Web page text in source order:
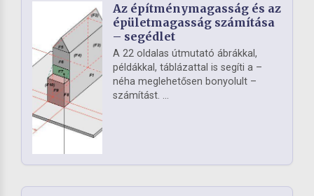
Az építménymagasság és az
épületmagasság számítása
– segédlet
A 22 oldalas útmutató ábrákkal,
példákkal, táblázattal is segíti a –
néha meglehetősen bonyolult –
számítást. ...